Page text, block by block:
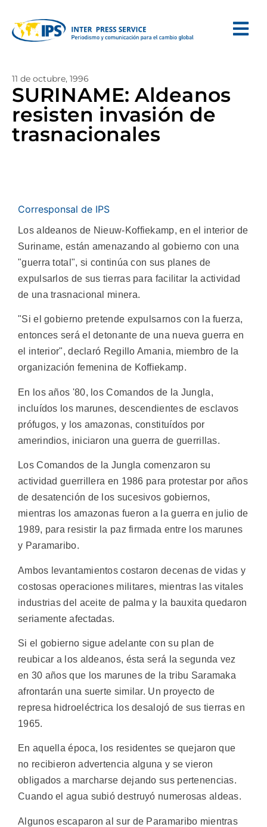
11 de octubre, 1996
SURINAME: Aldeanos
resisten invasión de
trasnacionales
Corresponsal de IPS
Los aldeanos de Nieuw-Koffiekamp, en el interior de
Suriname, están amenazando al gobierno con una
"guerra total", si continúa con sus planes de
expulsarlos de sus tierras para facilitar la actividad
de una trasnacional minera.
"Si el gobierno pretende expulsarnos con la fuerza,
entonces será el detonante de una nueva guerra en
el interior", declaró Regillo Amania, miembro de la
organización femenina de Koffiekamp.
En los años '80, los Comandos de la Jungla,
incluídos los marunes, descendientes de esclavos
prófugos, y los amazonas, constituídos por
amerindios, iniciaron una guerra de guerrillas.
Los Comandos de la Jungla comenzaron su
actividad guerrillera en 1986 para protestar por años
de desatención de los sucesivos gobiernos,
mientras los amazonas fueron a la guerra en julio de
1989, para resistir la paz firmada entre los marunes
y Paramaribo.
Ambos levantamientos costaron decenas de vidas y
costosas operaciones militares, mientras las vitales
industrias del aceite de palma y la bauxita quedaron
seriamente afectadas.
Si el gobierno sigue adelante con su plan de
reubicar a los aldeanos, ésta será la segunda vez
en 30 años que los marunes de la tribu Saramaka
afrontarán una suerte similar. Un proyecto de
represa hidroeléctrica los desalojó de sus tierras en
1965.
En aquella época, los residentes se quejaron que
no recibieron advertencia alguna y se vieron
obligados a marcharse dejando sus pertenencias.
Cuando el agua subió destruyó numerosas aldeas.
Algunos escaparon al sur de Paramaribo mientras